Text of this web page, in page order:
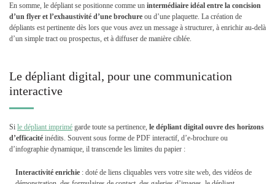
En somme, le dépliant se positionne comme un intermédiaire idéal entre la concision
d’un flyer et l’exhaustivité d’une brochure ou d’une plaquette. La création de
dépliants est pertinente dès lors que vous avez un message à structurer, à enrichir au-delà
d’un simple tract ou prospectus, et à diffuser de manière ciblée.
Le dépliant digital, pour une communication
interactive
Si le dépliant imprimé garde toute sa pertinence, le dépliant digital ouvre des horizons
d’efficacité inédits. Souvent sous forme de PDF interactif, d’e-brochure ou
d’infographie dynamique, il transcende les limites du papier :
Interactivité enrichie : doté de liens cliquables vers votre site web, des vidéos de